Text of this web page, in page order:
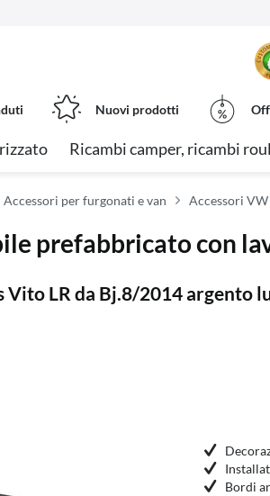
Nuovi prodotti
Ricambi camper, ricambi
Accessori per furgonati e van Accessori
prefabbricato con
Vito LR da Bj.8/2014 argento
Bordi